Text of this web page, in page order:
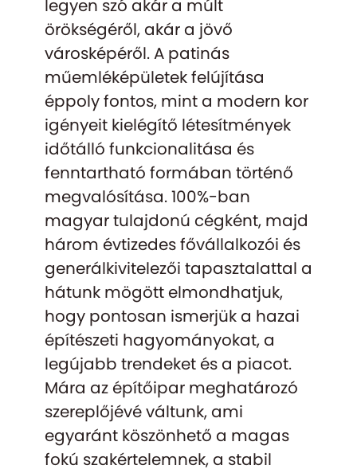
legyen szó akár a múlt
örökségéről, akár a jövő
városképéről. A patinás
műemléképületek felújítása
éppoly fontos, mint a modern kor
igényeit kielégítő létesítmények
időtálló funkcionalitása és
fenntartható formában történő
megvalósítása. 100%-ban
magyar tulajdonú cégként, majd
három évtizedes fővállalkozói és
generálkivitelezői tapasztalattal a
hátunk mögött elmondhatjuk,
hogy pontosan ismerjük a hazai
építészeti hagyományokat, a
legújabb trendeket és a piacot.
Mára az építőipar meghatározó
szereplőjévé váltunk, ami
egyaránt köszönhető a magas
fokú szakértelemnek, a stabil